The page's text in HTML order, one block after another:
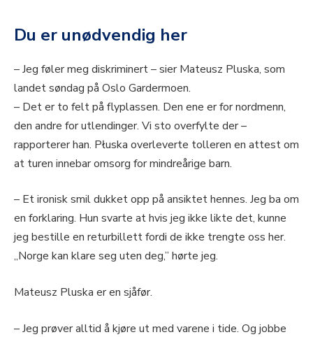
Du er unødvendig her
– Jeg føler meg diskriminert – sier Mateusz Pluska, som
landet søndag på Oslo Gardermoen.
– Det er to felt på flyplassen. Den ene er for nordmenn,
den andre for utlendinger. Vi sto overfylte der –
rapporterer han. Płuska overleverte tolleren en attest om
at turen innebar omsorg for mindreårige barn.
– Et ironisk smil dukket opp på ansiktet hennes. Jeg ba om
en forklaring. Hun svarte at hvis jeg ikke likte det, kunne
jeg bestille en returbillett fordi de ikke trengte oss her.
„Norge kan klare seg uten deg,” hørte jeg.
Mateusz Pluska er en sjåfør.
– Jeg prøver alltid å kjøre ut med varene i tide. Og jobbe